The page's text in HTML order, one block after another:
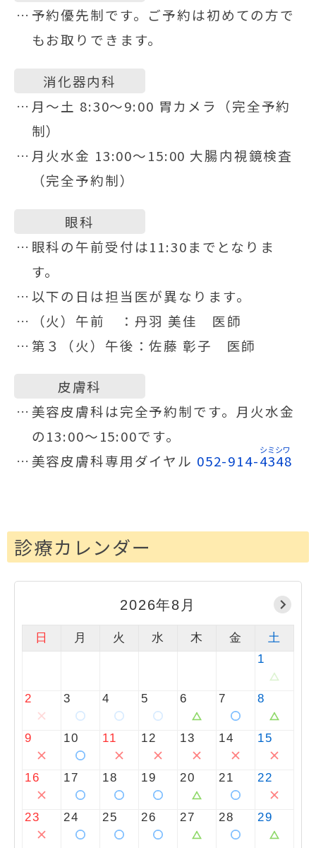
予約優先制です。ご予約は初めての方で
もお取りできます。
消化器内科
月〜土 8:30〜9:00 胃カメラ（完全予約
制）
月火水金 13:00〜15:00 大腸内視鏡検査
（完全予約制）
眼科
眼科の午前受付は11:30までとなりま
す。
以下の日は担当医が異なります。
（火）午前 ：丹羽 美佳 医師
第３（火）午後：佐藤 彰子 医師
皮膚科
美容皮膚科は完全予約制です。月火水金
の13:00〜15:00です。
美容皮膚科専用ダイヤル 052-914-4348
診療カレンダー
2026年8月
日 月 火 水 木 金
土
1
2 3 4 5 6 7 8
9 10 11 12 13 14 15
16 17 18 19 20 21 22
23 24 25 26 27 28 29